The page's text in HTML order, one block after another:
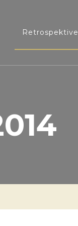
Retrospektive